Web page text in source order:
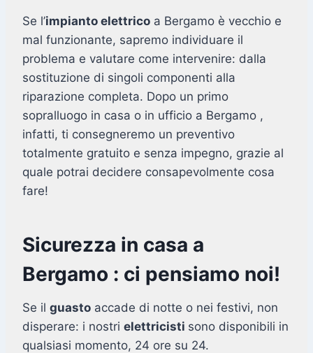
Se l’impianto elettrico a Bergamo è vecchio e
mal funzionante, sapremo individuare il
problema e valutare come intervenire: dalla
sostituzione di singoli componenti alla
riparazione completa. Dopo un primo
sopralluogo in casa o in ufficio a Bergamo ,
infatti, ti consegneremo un preventivo
totalmente gratuito e senza impegno, grazie al
quale potrai decidere consapevolmente cosa
fare!
Sicurezza in casa a
Bergamo : ci pensiamo noi!
Se il guasto accade di notte o nei festivi, non
disperare: i nostri elettricisti sono disponibili in
qualsiasi momento, 24 ore su 24.